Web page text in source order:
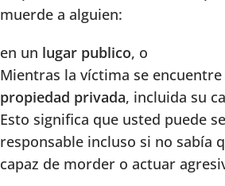
muerde a alguien:
en un lugar publico, o
Mientras la víctima se encuentre
propiedad privada, incluida su
Esto significa que usted puede
responsable incluso si no sabía
capaz de morder o actuar